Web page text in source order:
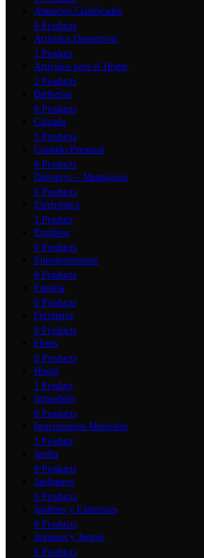
Anuncios Clasificados
0 Products
Artículos Deportivos
1 Product
Artículos para el Hogar
2 Products
Barberías
0 Products
Calzado
3 Products
Cuidado Personal
0 Products
Deliverys – Mensajeros
0 Products
Electrónica
1 Product
Empleos
0 Products
Entretenimiento
0 Products
Familia
0 Products
Ferretería
0 Products
Fletes
0 Products
Hogar
1 Product
Inmuebles
0 Products
Instrumentos Musicales
1 Product
Jardín
0 Products
Jardineros
0 Products
Jardines y Exteriores
0 Products
Juguetes y Juegos
0 Products